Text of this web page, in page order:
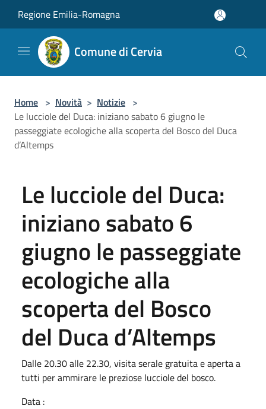
Regione Emilia-Romagna
Comune di Cervia
Home > Novità > Notizie >
Le lucciole del Duca: iniziano sabato 6 giugno le
passeggiate ecologiche alla scoperta del Bosco del Duca
d’Altemps
Le lucciole del Duca:
iniziano sabato 6
giugno le passeggiate
ecologiche alla
scoperta del Bosco
del Duca d’Altemps
Dalle 20.30 alle 22.30, visita serale gratuita e aperta a
tutti per ammirare le preziose lucciole del bosco.
Data :